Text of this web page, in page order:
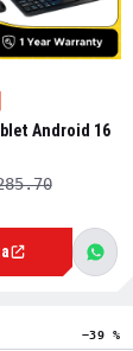
Android 16
−39 %